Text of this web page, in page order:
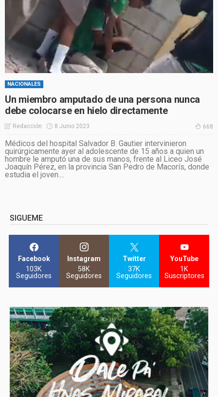
NACIONALES
Un miembro amputado de una persona nunca
debe colocarse en hielo directamente
Redacción 8 Junio 2023 668
Médicos del hospital Salvador B. Gautier intervinieron
quirúrgicamente ayer al adolescente de 15 años a quien un
hombre le amputó una de sus manos, frente al Liceo José
Joaquín Pérez, en la provincia San Pedro de Macorís, donde
estudia el joven....
SIGUEME
Facebook
103K
Seguidores
Instagram
58K
Seguidores
Twitter
37K
Seguidores
YouTube
1K
Suscriptores